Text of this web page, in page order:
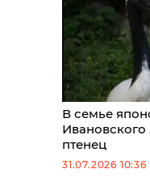
В семье
Ивановского
птенец
31.07.2026 10:36